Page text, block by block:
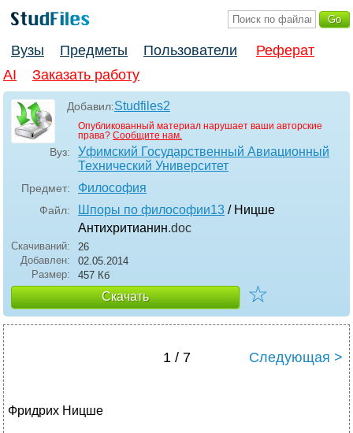
Вузы Предметы Пользователи
Реферат
AI
Заказать работу
Добавил:Studfiles2
Опубликованный материал нарушает ваши авторские
права? Сообщите нам.
Вуз:
Уфимский Государственный Авиационный
Технический Университет
Предмет: Философия
Файл: Шпоры по философии13 / Ницше
Антихритианин.doc
Скачиваний:
26
Добавлен:
02.05.2014
Размер:
457 Кб
Скачать ☆
1 / 7 Следующая >
Фридрих Ницше